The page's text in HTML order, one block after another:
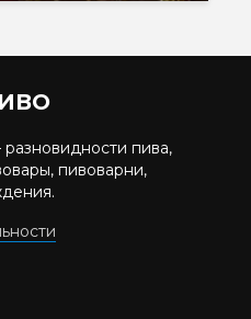
пива,
пивоварни,